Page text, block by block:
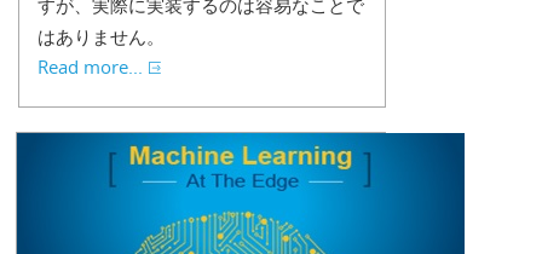
すが、実際に実装するのは容易なことで
はありません。
Read more...